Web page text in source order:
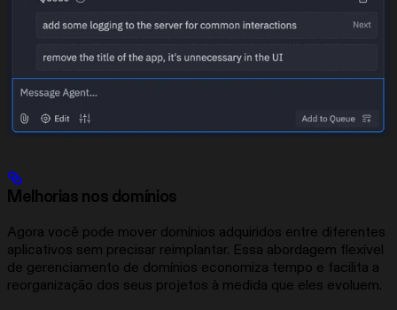
Melhorias nos domínios
Agora você pode mover domínios adquiridos entre diferentes
aplicativos sem precisar reimplantar. Essa abordagem flexível
de gerenciamento de domínios economiza tempo e facilita a
reorganização dos seus projetos à medida que eles evoluem.